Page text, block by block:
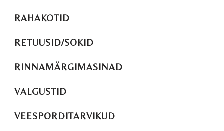
RAHAKOTID
RETUUSID/SOKID
RINNAMÄRGIMASINAD
VALGUSTID
VEESPORDITARVIKUD